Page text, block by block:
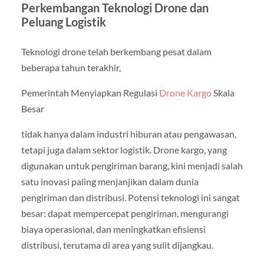
Perkembangan Teknologi Drone dan
Peluang Logistik
Teknologi drone telah berkembang pesat dalam
beberapa tahun terakhir,
Pemerintah Menyiapkan Regulasi Drone KargoSkala
Besar
tidak hanya dalam industri hiburan atau pengawasan,
tetapi juga dalam sektor logistik. Drone kargo, yang
digunakan untuk pengiriman barang, kini menjadi salah
satu inovasi paling menjanjikan dalam dunia
pengiriman dan distribusi. Potensi teknologi ini sangat
besar: dapat mempercepat pengiriman, mengurangi
biaya operasional, dan meningkatkan efisiensi
distribusi, terutama di area yang sulit dijangkau.